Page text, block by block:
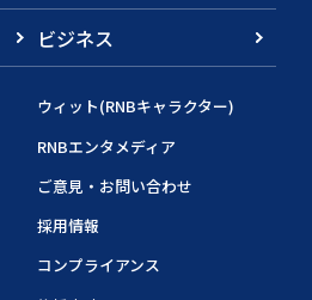
ビジネス
ウィット(RNBキャラクター)
RNBエンタメディア
ご意見・お問い合わせ
採用情報
コンプライアンス